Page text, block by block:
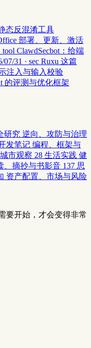
态反混淆工具
部署、更新、激活
tool ClawdSecbot：给端
07/31 · sec Ruxu 这篇
注入与输入校验
的评测与优化框架
研究 逆向、攻防与治理
发笔记 编程、框架与
市观察 28 生活实践 健
、摘抄与书影音 137 思
资产配置、市场与风险
要开始，才会变得非常